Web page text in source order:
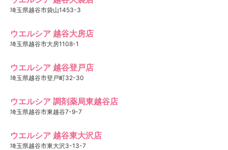
埼玉県越谷市袋山1453-3
ウエルシア 越谷大房店
埼玉県越谷市大房1108-1
ウエルシア 越谷登戸店
埼玉県越谷市登戸町32-30
ウエルシア 調剤薬局東越谷店
埼玉県越谷市東越谷7-9-7
ウエルシア 越谷東大沢店
埼玉県越谷市東大沢3-13-7